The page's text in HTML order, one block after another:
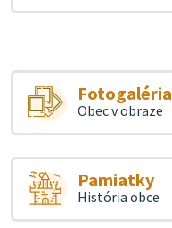
Fotogaléria
Obec v obraze
Pamiatky
História obce